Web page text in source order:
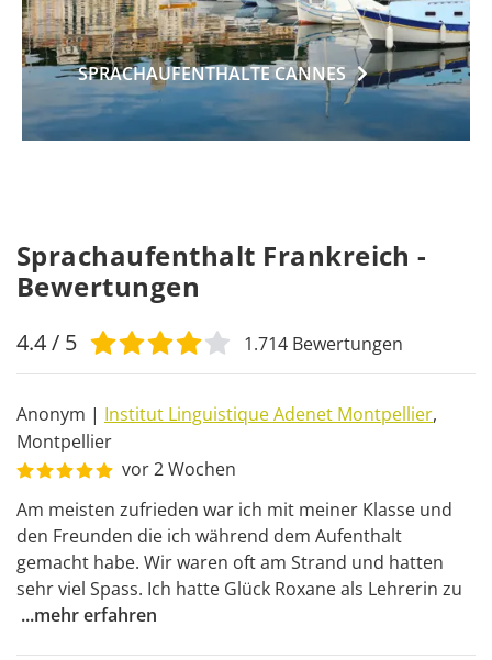
SPRACHAUFENTHALTECANNES
Sprachaufenthalt Frankreich -
Bewertungen
4.4/ 5 1.714 Bewertungen
Anonym | Institut Linguistique Adenet Montpellier,
Montpellier
vor 2 Wochen
Am meisten zufrieden war ich mit meiner Klasse und
den Freunden die ich während dem Aufenthalt
gemacht habe. Wir waren oft am Strand und hatten
sehr viel Spass. Ich hatte Glück Roxane als Lehrerin zu
...mehr erfahren